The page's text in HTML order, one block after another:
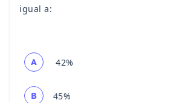
igual a:
A 42%
B 45%